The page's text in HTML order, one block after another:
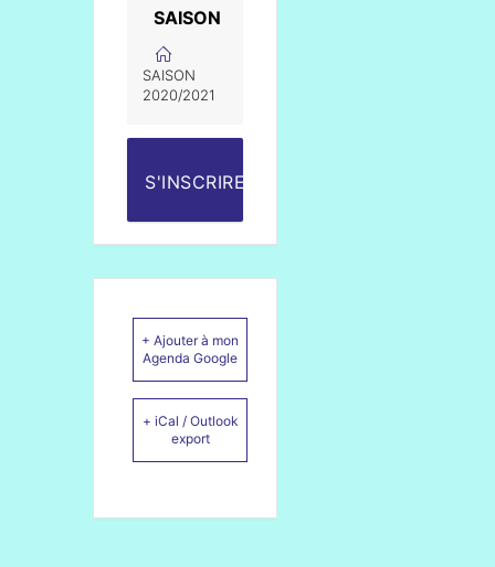
SAISON
SAISON
2020/2021
S'INSCRIRE
+ Ajouter à mon
Agenda Google
+ iCal / Outlook
export